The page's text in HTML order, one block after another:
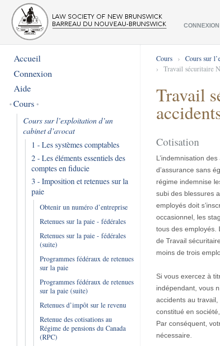
CONNEXION
Accueil
Connexion
Aide
Cours
Cours sur l’exploitation d’un
cabinet d’avocat
1 - Les systèmes comptables
2 - Les éléments essentiels des
comptes en fiducie
3 - Imposition et retenues sur la
paie
Obtenir un numéro d’entreprise
Retenues sur la paie - fédérales
Retenues sur la paie - fédérales
(suite)
Programmes fédéraux de retenues
sur la paie
Programmes fédéraux de retenues
sur la paie (suite)
Retenues d’impôt sur le revenu
Retenue des cotisations au
Régime de pensions du Canada
(RPC)
Cours ›
Cours sur
›
Travail sécuritaire
Travail
Cotisation
L’indemnisation
d’assurance sans
régime indemnise
subi des blessures
employés doit
occasionnel, les
tous des employés.
de Travail
moins de trois
Si vous exercez à
indépendant, vous
accidents au
constitué en
Par conséquent,
nécessaire.